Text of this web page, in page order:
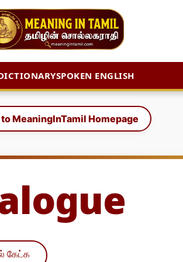
SPOKEN ENGLISH
MeaningInTamil Homepage
கேட்க